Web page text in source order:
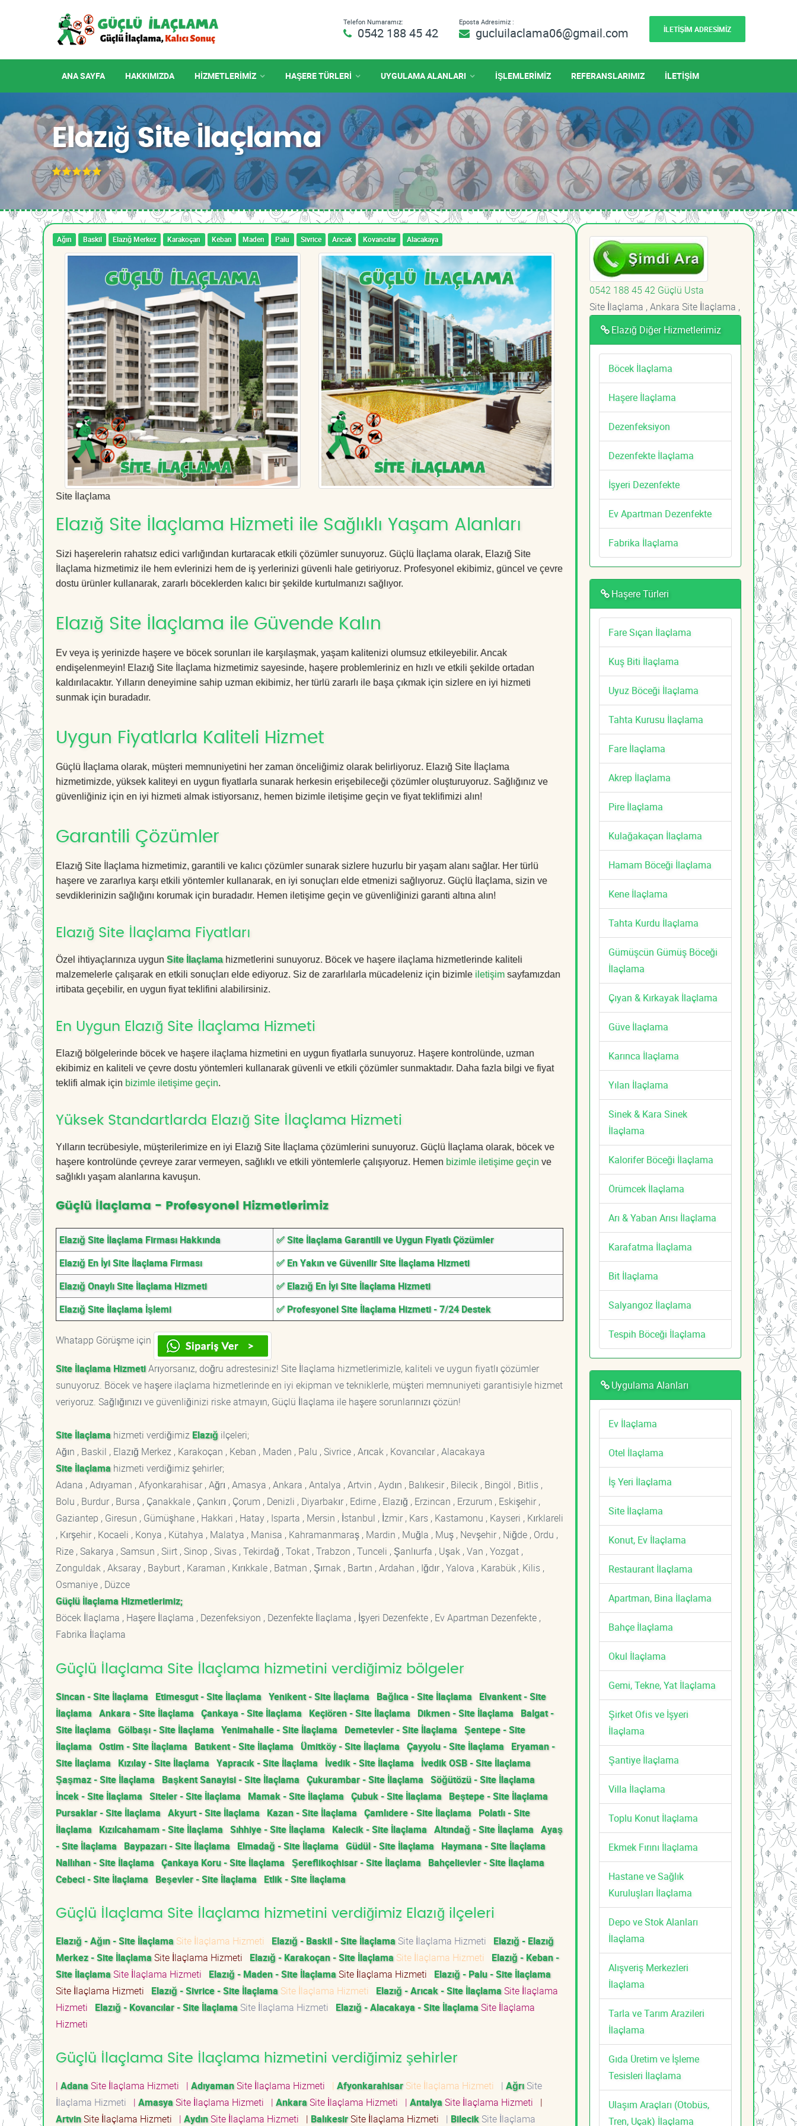
Telefon Numaramız:
0542 188 45 42
Eposta Adresimiz :
gucluilaclama06@gmail.com İLETİŞİM ADRESİMİZ
ANA SAYFA HAKKIMIZDA HIZMETLERIMIZ HAŞERE TÜRLERİ UYGULAMA ALANLARI İŞLEMLERİMİZ REFERANSLARIMIZ İLETİŞİM
Elazığ Site İlaçlama
Ağın Baskil Elazığ Merkez Karakoçan Keban Maden Palu Sivrice Arıcak Kovancılar Alacakaya
Site İlaçlama
Elazığ Site İlaçlama Hizmeti ile Sağlıklı Yaşam Alanları
Sizi haşerelerin rahatsız edici varlığından kurtaracak etkili çözümler sunuyoruz. Güçlü İlaçlama olarak, Elazığ Site
İlaçlama hizmetimiz ile hem evlerinizi hem de iş yerlerinizi güvenli hale getiriyoruz. Profesyonel ekibimiz, güncel ve çevre
dostu ürünler kullanarak, zararlı böceklerden kalıcı bir şekilde kurtulmanızı sağlıyor.
Elazığ Site İlaçlama ile Güvende Kalın
Ev veya iş yerinizde haşere ve böcek sorunları ile karşılaşmak, yaşam kalitenizi olumsuz etkileyebilir. Ancak
endişelenmeyin! Elazığ Site İlaçlama hizmetimiz sayesinde, haşere problemleriniz en hızlı ve etkili şekilde ortadan
kaldırılacaktır. Yılların deneyimine sahip uzman ekibimiz, her türlü zararlı ile başa çıkmak için sizlere en iyi hizmeti
sunmak için buradadır.
Uygun Fiyatlarla Kaliteli Hizmet
Güçlü İlaçlama olarak, müşteri memnuniyetini her zaman önceliğimiz olarak belirliyoruz. Elazığ Site İlaçlama
hizmetimizde, yüksek kaliteyi en uygun fiyatlarla sunarak herkesin erişebileceği çözümler oluşturuyoruz. Sağlığınız ve
güvenliğiniz için en iyi hizmeti almak istiyorsanız, hemen bizimle iletişime geçin ve fiyat teklifimizi alın!
Garantili Çözümler
Elazığ Site İlaçlama hizmetimiz, garantili ve kalıcı çözümler sunarak sizlere huzurlu bir yaşam alanı sağlar. Her türlü
haşere ve zararlıya karşı etkili yöntemler kullanarak, en iyi sonuçları elde etmenizi sağlıyoruz. Güçlü İlaçlama, sizin ve
sevdiklerinizin sağlığını korumak için buradadır. Hemen iletişime geçin ve güvenliğinizi garanti altına alın!
Elazığ Site İlaçlama Fiyatları
Özel ihtiyaçlarınıza uygun Site İlaçlamahizmetlerini sunuyoruz. Böcek ve haşere ilaçlama hizmetlerinde kaliteli
malzemelerle çalışarak en etkili sonuçları elde ediyoruz. Siz de zararlılarla mücadeleniz için bizimle iletişim sayfamızdan
irtibata geçebilir, en uygun fiyat teklifini alabilirsiniz.
En Uygun Elazığ Site İlaçlama Hizmeti
Elazığ bölgelerinde böcek ve haşere ilaçlama hizmetini en uygun fiyatlarla sunuyoruz. Haşere kontrolünde, uzman
ekibimiz en kaliteli ve çevre dostu yöntemleri kullanarak güvenli ve etkili çözümler sunmaktadır. Daha fazla bilgi ve fiyat
teklifi almak için bizimle iletişime geçin.
Yüksek Standartlarda Elazığ Site İlaçlama Hizmeti
Yılların tecrübesiyle, müşterilerimize en iyi Elazığ Site İlaçlama çözümlerini sunuyoruz. Güçlü İlaçlama olarak, böcek ve
haşere kontrolünde çevreye zarar vermeyen, sağlıklı ve etkili yöntemlerle çalışıyoruz. Hemen bizimle iletişime geçin ve
sağlıklı yaşam alanlarına kavuşun.
Güçlü İlaçlama - Profesyonel Hizmetlerimiz
Elazığ Site İlaçlama Firması Hakkında
✅ Site İlaçlama Garantili ve Uygun Fiyatlı Çözümler
Elazığ En İyi Site İlaçlama Firması
✅ En Yakın ve Güvenilir Site İlaçlama Hizmeti
Elazığ Onaylı Site İlaçlama Hizmeti
✅ Elazığ En İyi Site İlaçlama Hizmeti
Elazığ Site İlaçlama İşlemi
✅ Profesyonel Site İlaçlama Hizmeti - 7/24 Destek
Whatapp Görüşme için
Site İlaçlama HizmetiArıyorsanız, doğru adrestesiniz! Site İlaçlama hizmetlerimizle, kaliteli ve uygun fiyatlı çözümler
sunuyoruz. Böcek ve haşere ilaçlama hizmetlerinde en iyi ekipman ve tekniklerle, müşteri memnuniyeti garantisiyle hizmet
veriyoruz. Sağlığınızı ve güvenliğinizi riske atmayın, Güçlü İlaçlama ile haşere sorunlarınızı çözün!
Site İlaçlama hizmeti verdiğimiz Elazığ ilçeleri;
Ağın , Baskil , Elazığ Merkez , Karakoçan , Keban , Maden , Palu , Sivrice , Arıcak , Kovancılar , Alacakaya
Site İlaçlama hizmeti verdiğimiz şehirler;
Adana , Adıyaman , Afyonkarahisar , Ağrı , Amasya , Ankara , Antalya , Artvin , Aydın , Balıkesir , Bilecik , Bingöl , Bitlis ,
Bolu , Burdur , Bursa , Çanakkale , Çankırı , Çorum , Denizli , Diyarbakır , Edirne , Elazığ , Erzincan , Erzurum , Eskişehir ,
Gaziantep , Giresun , Gümüşhane , Hakkari , Hatay , Isparta , Mersin , İstanbul , İzmir , Kars , Kastamonu , Kayseri , Kırklareli
, Kırşehir , Kocaeli , Konya , Kütahya , Malatya , Manisa , Kahramanmaraş , Mardin , Muğla , Muş , Nevşehir , Niğde , Ordu ,
Rize , Sakarya , Samsun , Siirt , Sinop , Sivas , Tekirdağ , Tokat , Trabzon , Tunceli , Şanlıurfa , Uşak , Van , Yozgat ,
Zonguldak , Aksaray , Bayburt , Karaman , Kırıkkale , Batman , Şırnak , Bartın , Ardahan , Iğdır , Yalova , Karabük , Kilis ,
Osmaniye , Düzce
Güçlü İlaçlama Hizmetlerimiz;
Böcek İlaçlama , Haşere İlaçlama , Dezenfeksiyon , Dezenfekte İlaçlama , İşyeri Dezenfekte , Ev Apartman Dezenfekte ,
Fabrika İlaçlama
Güçlü İlaçlama Site İlaçlama hizmetini verdiğimiz bölgeler
Sincan - Site İlaçlama Etimesgut - Site İlaçlama Yenikent - Site İlaçlama Bağlıca - Site İlaçlama Elvankent - Site
İlaçlama Ankara - Site İlaçlama Çankaya - Site İlaçlama Keçiören - Site İlaçlama Dikmen - Site İlaçlama Balgat -
Site İlaçlama Gölbaşı - Site İlaçlama Yenimahalle - Site İlaçlama Demetevler - Site İlaçlama Şentepe - Site
İlaçlama Ostim - Site İlaçlama Batıkent - Site İlaçlama Ümitköy - Site İlaçlama Çayyolu - Site İlaçlama Eryaman -
Site İlaçlama Kızılay - Site İlaçlama Yapracık - Site İlaçlama İvedik - Site İlaçlama İvedik OSB - Site İlaçlama
Şaşmaz - Site İlaçlama Başkent Sanayisi - Site İlaçlama Çukurambar - Site İlaçlama Söğütözü - Site İlaçlama
İncek - Site İlaçlama Siteler - Site İlaçlama Mamak - Site İlaçlama Çubuk - Site İlaçlama Beştepe - Site İlaçlama
Pursaklar - Site İlaçlama Akyurt - Site İlaçlama Kazan - Site İlaçlama Çamlıdere - Site İlaçlama Polatlı - Site
İlaçlama Kızılcahamam - Site İlaçlama Sıhhiye - Site İlaçlama Kalecik - Site İlaçlama Altındağ - Site İlaçlama Ayaş
- Site İlaçlama Baypazarı - Site İlaçlama Elmadağ - Site İlaçlama Güdül - Site İlaçlama Haymana - Site İlaçlama
Nallıhan - Site İlaçlama Çankaya Koru - Site İlaçlama Şereflikoçhisar - Site İlaçlama Bahçelievler - Site İlaçlama
Cebeci - Site İlaçlama Beşevler - Site İlaçlama Etlik - Site İlaçlama
Güçlü İlaçlama Site İlaçlama hizmetini verdiğimiz Elazığ ilçeleri
Elazığ - Ağın - Site İlaçlama Site İlaçlama Hizmeti Elazığ - Baskil - Site İlaçlamaSite İlaçlama Hizmeti
Elazığ - Elazığ
Merkez - Site İlaçlamaSite İlaçlama Hizmeti Elazığ - Karakoçan - Site İlaçlama Site İlaçlama Hizmeti
Elazığ - Keban -
Site İlaçlamaSite İlaçlama Hizmeti Elazığ - Maden - Site İlaçlamaSite İlaçlama Hizmeti
Elazığ - Palu - Site İlaçlama
Site İlaçlama Hizmeti
Elazığ - Sivrice - Site İlaçlama Site İlaçlama Hizmeti Elazığ - Arıcak - Site İlaçlamaSite İlaçlama
Hizmeti
Elazığ - Kovancılar - Site İlaçlamaSite İlaçlama Hizmeti Elazığ - Alacakaya - Site İlaçlamaSite İlaçlama
Hizmeti
Güçlü İlaçlama Site İlaçlama hizmetini verdiğimiz şehirler
| AdanaSite İlaçlama Hizmeti | AdıyamanSite İlaçlama Hizmeti | Afyonkarahisar Site İlaçlama Hizmeti | AğrıSite
İlaçlama Hizmeti
| AmasyaSite İlaçlama Hizmeti | AnkaraSite İlaçlama Hizmeti | AntalyaSite İlaçlama Hizmeti
|
ArtvinSite İlaçlama Hizmeti | AydınSite İlaçlama Hizmeti | BalıkesirSite İlaçlama Hizmeti | BilecikSite İlaçlama
0542 188 45 42 Güçlü Usta
Site İlaçlama , Ankara Site İlaçlama ,
Elazığ Diğer Hizmetlerimiz
Böcek İlaçlama
Haşere İlaçlama
Dezenfeksiyon
Dezenfekte İlaçlama
İşyeri Dezenfekte
Ev Apartman Dezenfekte
Fabrika İlaçlama
Haşere Türleri
Fare Sıçan İlaçlama
Kuş Biti İlaçlama
Uyuz Böceği İlaçlama
Tahta Kurusu İlaçlama
Fare İlaçlama
Akrep İlaçlama
Pire İlaçlama
Kulağakaçan İlaçlama
Hamam Böceği İlaçlama
Kene İlaçlama
Tahta Kurdu İlaçlama
Gümüşcün Gümüş Böceği
İlaçlama
Çıyan & Kırkayak İlaçlama
Güve İlaçlama
Karınca İlaçlama
Yılan İlaçlama
Sinek & Kara Sinek
İlaçlama
Kalorifer Böceği İlaçlama
Örümcek İlaçlama
Arı & Yaban Arısı İlaçlama
Karafatma İlaçlama
Bit İlaçlama
Salyangoz İlaçlama
Tespih Böceği İlaçlama
Uygulama Alanları
Ev İlaçlama
Otel İlaçlama
İş Yeri İlaçlama
Site İlaçlama
Konut, Ev İlaçlama
Restaurant İlaçlama
Apartman, Bina İlaçlama
Bahçe İlaçlama
Okul İlaçlama
Gemi, Tekne, Yat İlaçlama
Şirket Ofis ve İşyeri
İlaçlama
Şantiye İlaçlama
Villa İlaçlama
Toplu Konut İlaçlama
Ekmek Fırını İlaçlama
Hastane ve Sağlık
Kuruluşları İlaçlama
Depo ve Stok Alanları
İlaçlama
Alışveriş Merkezleri
İlaçlama
Tarla ve Tarım Arazileri
İlaçlama
Gıda Üretim ve İşleme
Tesisleri İlaçlama
Ulaşım Araçları (Otobüs,
Tren, Uçak) İlaçlama